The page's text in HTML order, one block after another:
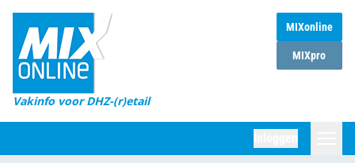
MIXonline
MIXpro
Vakinfo voor DHZ-(r)etail
Home
Magazines
DHZ Sessie